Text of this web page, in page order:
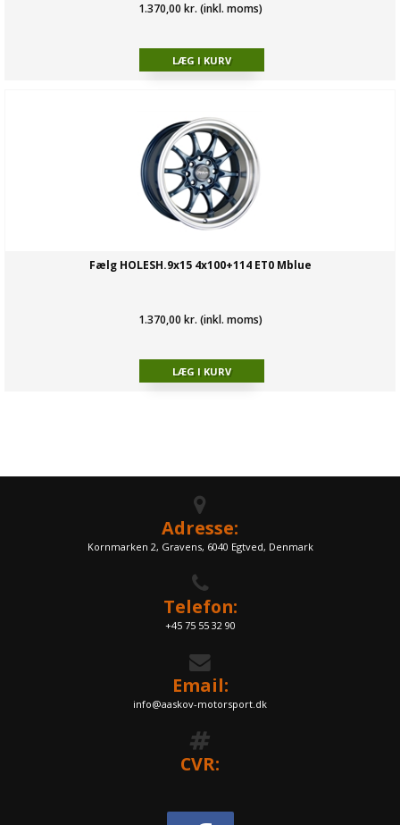
1.370,00 kr. (inkl. moms)
Fælg HOLESH.9x15 4x100+114 ET0 Mblue
1.370,00 kr. (inkl. moms)
Adresse:
Kornmarken 2, Gravens, 6040 Egtved, Denmark
Telefon:
+45 75 55 32 90
Email:
info@aaskov-motorsport.dk
CVR: